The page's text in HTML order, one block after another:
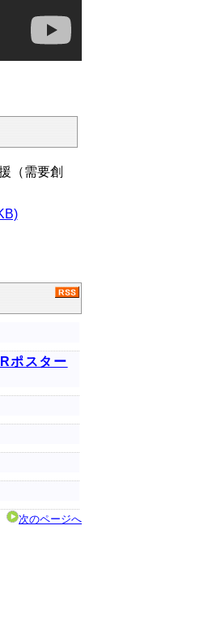
（需要創
ポスター
次のページへ